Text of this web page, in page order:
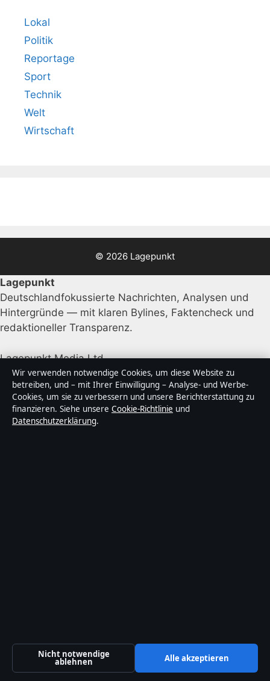
Lokal
Politik
Reportage
Sport
Technik
Welt
Wirtschaft
© 2026 Lagepunkt
Lagepunkt
Deutschlandfokussierte Nachrichten, Analysen und
Hintergründe — mit klaren Bylines, Faktencheck und
redaktioneller Transparenz.
Lagepunkt Media Ltd.
Office 9, Business Centre
Valletta, 0000
+356 2138 9009
Redaktion
Unsere Geschichte
Wir verwenden notwendige Cookies, um diese Website zu
betreiben, und – mit Ihrer Einwilligung – Analyse- und Werbe-
Cookies, um sie zu verbessern und unsere Berichterstattung zu
finanzieren. Siehe unsere Cookie-Richtlinie und
Datenschutzerklärung.
Nicht notwendige
ablehnen Alle akzeptieren